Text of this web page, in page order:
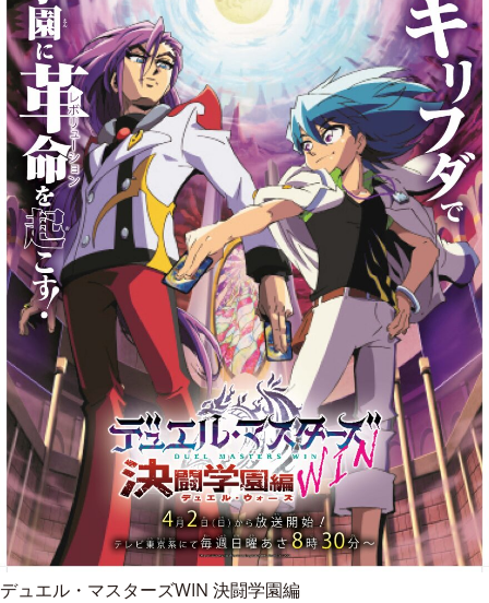
デュエル・マスターズWIN 決闘学園編